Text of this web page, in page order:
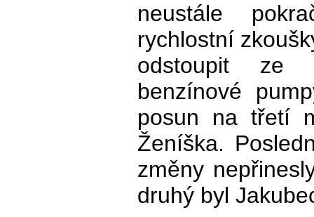
neustále
rychlostní
odstoupit ze
benzínové
posun na třetí
Ženíška.
změny
druhý byl